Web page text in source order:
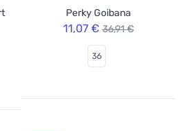
Perky Goibana
11,07 € 36,91 €
36